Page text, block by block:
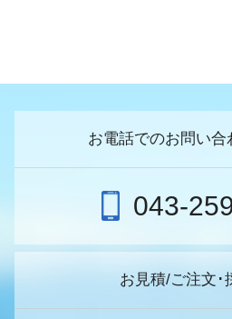
お電話でのお問い合
043-
お見積/ご注文･